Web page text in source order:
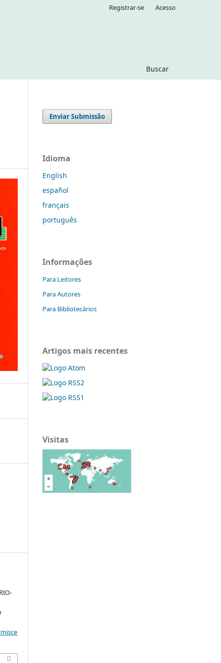
Buscar
Registrar-se Acesso
Enviar Submissão
Idioma
English
español
français
português
Informações
Para Leitores
Para Autores
Para Bibliotecários
Artigos mais recentes
Visitas